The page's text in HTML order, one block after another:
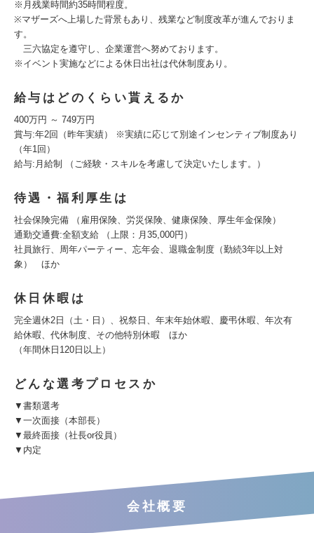
※月残業時間約35時間程度。
※マザーズへ上場した背景もあり、残業など制度改革が進んでおりま
す。
三六協定を遵守し、企業運営へ努めております。
※イベント実施などによる休日出社は代休制度あり。
給与はどのくらい貰えるか
400万円 ～ 749万円
賞与:年2回（昨年実績） ※実績に応じて別途インセンティブ制度あり
（年1回）
給与:月給制 （ご経験・スキルを考慮して決定いたします。）
待遇・福利厚生は
社会保険完備 （雇用保険、労災保険、健康保険、厚生年金保険）
通勤交通費:全額支給 （上限：月35,000円）
社員旅行、周年パーティー、忘年会、退職金制度（勤続3年以上対
象） ほか
休日休暇は
完全週休2日（土・日）、祝祭日、年末年始休暇、慶弔休暇、年次有
給休暇、代休制度、その他特別休暇 ほか
（年間休日120日以上）
どんな選考プロセスか
▼書類選考
▼一次面接（本部長）
▼最終面接（社長or役員）
▼内定
会社概要